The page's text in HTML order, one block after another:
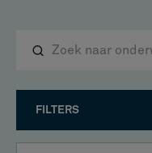
FILTERS